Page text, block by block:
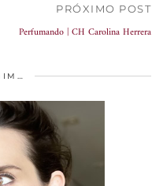
PRÓXIMO POST
Perfumando | CH Carolina Herrera